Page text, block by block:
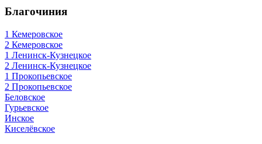
Благочиния
1 Кемеровское
2 Кемеровское
1 Ленинск-Кузнецкое
2 Ленинск-Кузнецкое
1 Прокопьевское
2 Прокопьевское
Беловское
Гурьевское
Инское
Киселёвское